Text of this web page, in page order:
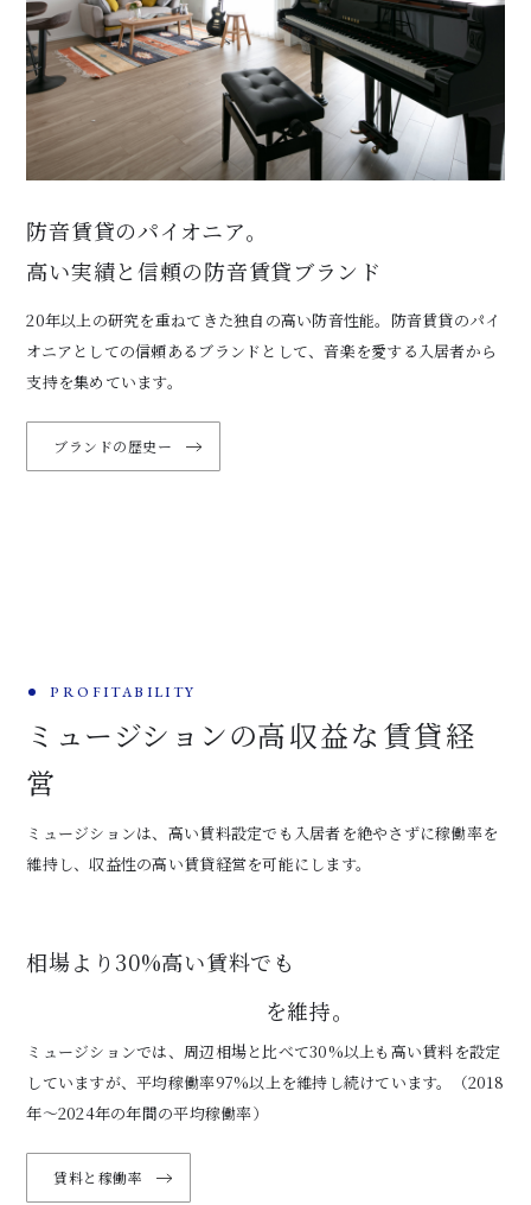
防音賃貸のパイオニア。
高い実績と信頼の防音賃貸ブランド
20年以上の研究を重ねてきた独自の高い防音性能。防音賃貸のパイ
オニアとしての信頼あるブランドとして、音楽を愛する入居者から
支持を集めています。
ブランドの歴史ー
PROFITABILITY
ミュージションの高収益な賃貸経
営
ミュージションは、高い賃料設定でも入居者を絶やさずに稼働率を
維持し、収益性の高い賃貸経営を可能にします。
相場より30%高い賃料でも
を維持。
ミュージションでは、周辺相場と比べて30%以上も高い賃料を設定
していますが、平均稼働率97%以上を維持し続けています。（2018
年〜2024年の年間の平均稼働率）
賃料と稼働率